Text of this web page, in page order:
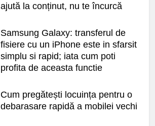
ajută la conținut, nu te încurcă
Samsung Galaxy: transferul de
fisiere cu un iPhone este in sfarsit
simplu si rapid; iata cum poti
profita de aceasta functie
Cum pregătești locuința pentru o
debarasare rapidă a mobilei vechi